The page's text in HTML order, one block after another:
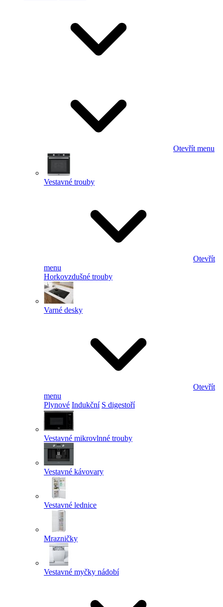
Otevřít menu
Vestavné trouby
Otevřít
menu
Horkovzdušné trouby
Varné desky
Otevřít
menu
Plynové Indukční S digestoří
Vestavné mikrovlnné trouby
Vestavné kávovary
Vestavné lednice
Mrazničky
Vestavné myčky nádobí